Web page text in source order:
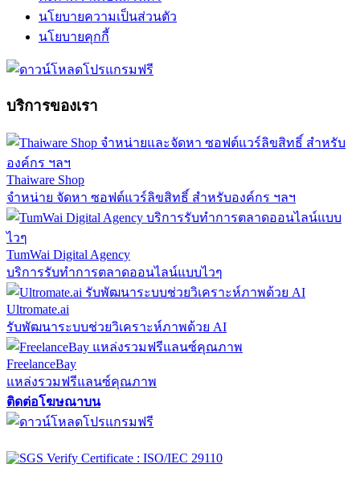
นโยบายความเป็นส่วนตัว
นโยบายคุกกี้
บริการของเรา
Thaiware Shop
จำหน่าย จัดหา ซอฟต์แวร์ลิขสิทธิ์ สำหรับองค์กร ฯลฯ
TumWai Digital Agency
บริการรับทำการตลาดออนไลน์แบบไวๆ
Ultromate.ai
รับพัฒนาระบบช่วยวิเคราะห์ภาพด้วย AI
FreelanceBay
แหล่งรวมฟรีแลนซ์คุณภาพ
ติดต่อโฆษณาบน